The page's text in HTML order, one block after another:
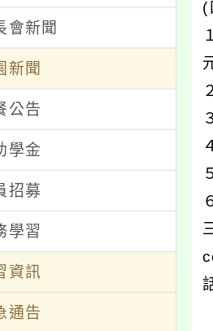
會新聞
新聞
公告
學金
招募
學習
資訊
通告
(